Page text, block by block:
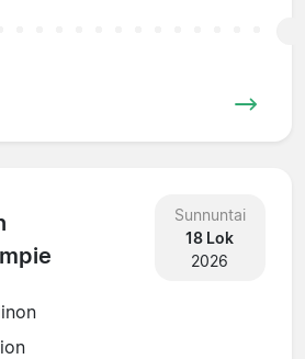
Sunnuntai
18 Lok
2026